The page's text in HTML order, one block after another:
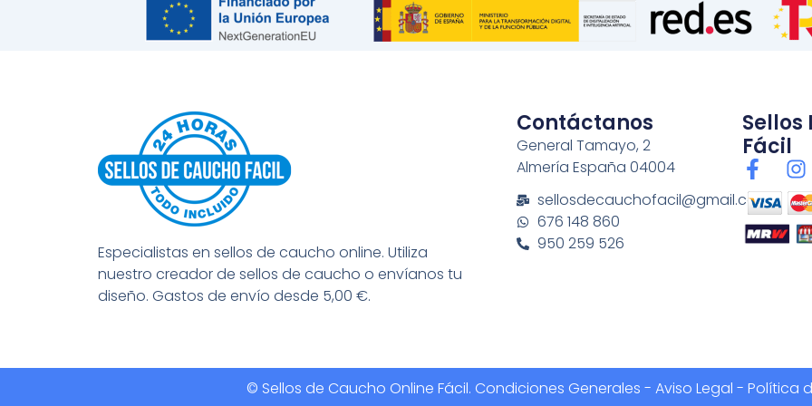
Especialistas en sellos de caucho online. Utiliza
nuestro creador de sellos de caucho o envíanos tu
diseño. Gastos de envío desde 5,00 €.
Contáctanos
General Tamayo, 2
Almería España 04004
sellosdecauchofacil@gmail.com
676 148 860
950 259 526
Sellos
Fácil
F
a
c
e
b
I
n
s
t
a
© Sellos de Caucho Online Fácil. Condiciones Generales - Aviso Legal - Política